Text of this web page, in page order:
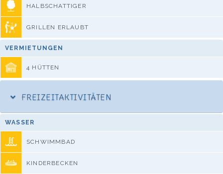
HALBSCHATTIGER
GRILLEN ERLAUBT
VERMIETUNGEN
4 HÜTTEN
FREIZEITAKTIVITÄTEN
WASSER
SCHWIMMBAD
KINDERBECKEN